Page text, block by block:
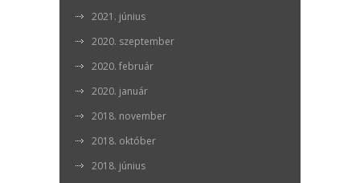
2021. június
2020. szeptember
2020. február
2020. január
2018. november
2018. október
2018. június